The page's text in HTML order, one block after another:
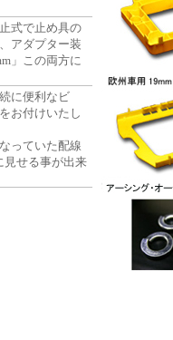
式で止め具の
アダプター装
」この両方に
に便利なビ
お付けいたし
っていた配線
見せる事が出来